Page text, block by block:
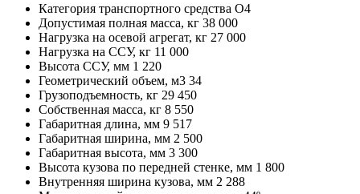
Категория транспортного средства О4
Допустимая полная масса, кг 38 000
Нагрузка на осевой агрегат, кг 27 000
Нагрузка на ССУ, кг 11 000
Высота ССУ, мм 1 220
Геометрический объем, м3 34
Грузоподъемность, кг 29 450
Собственная масса, кг 8 550
Габаритная длина, мм 9 517
Габаритная ширина, мм 2 500
Габаритная высота, мм 3 300
Высота кузова по передней стенке, мм 1 800
Внутренняя ширина кузова, мм 2 288